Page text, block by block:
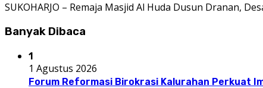
SUKOHARJO – Remaja Masjid Al Huda Dusun Dranan,
Banyak Dibaca
1
1 Agustus 2026
Forum Reformasi Birokrasi Kalurahan Perkuat